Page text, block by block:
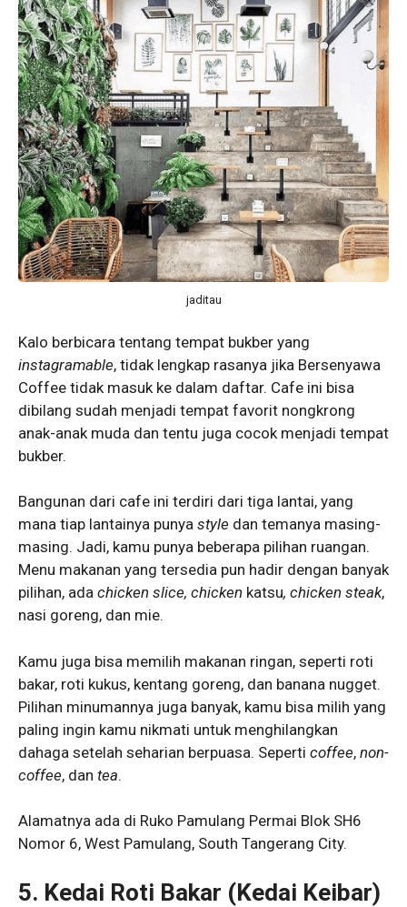
jaditau
Kalo berbicara tentang tempat bukber yang
instagramable, tidak lengkap rasanya jika Bersenyawa
Coffee tidak masuk ke dalam daftar. Cafe ini bisa
dibilang sudah menjadi tempat favorit nongkrong
anak-anak muda dan tentu juga cocok menjadi tempat
bukber.
Bangunan dari cafe ini terdiri dari tiga lantai, yang
mana tiap lantainya punya style dan temanya masing-
masing. Jadi, kamu punya beberapa pilihan ruangan.
Menu makanan yang tersedia pun hadir dengan banyak
pilihan, ada chicken slice, chicken katsu, chicken steak,
nasi goreng, dan mie.
Kamu juga bisa memilih makanan ringan, seperti roti
bakar, roti kukus, kentang goreng, dan banana nugget.
Pilihan minumannya juga banyak, kamu bisa milih yang
paling ingin kamu nikmati untuk menghilangkan
dahaga setelah seharian berpuasa. Seperti coffee, non-
coffee, dan tea.
Alamatnya ada di Ruko Pamulang Permai Blok SH6
Nomor 6, West Pamulang, South Tangerang City.
5. Kedai Roti Bakar (Kedai Keibar)